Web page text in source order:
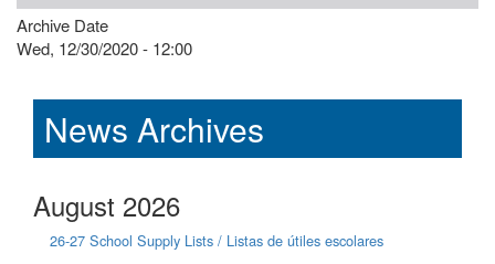
Archive Date
Wed, 12/30/2020 - 12:00
News Archives
August 2026
26-27 School Supply Lists / Listas de útiles escolares